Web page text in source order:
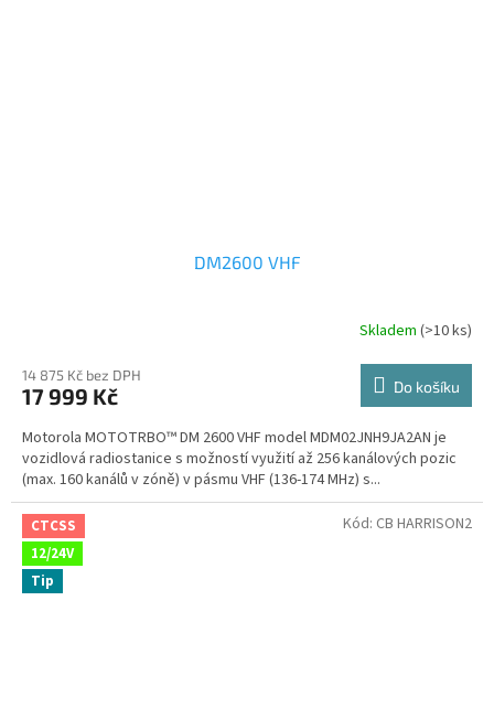
DM2600 VHF
produktu
je
z
5
hvězdiček.
Skladem(>10 ks)
14 875 Kč bez DPH
17 999 Kč Do košíku
Motorola MOTOTRBO™ DM 2600 VHF model MDM02JNH9JA2AN je
vozidlová radiostanice s možností využití až 256 kanálových pozic
(max. 160 kanálů v zóně) v pásmu VHF (136-174 MHz) s...
CTCSS
12/24V
Tip
Kód: CB HARRISON2